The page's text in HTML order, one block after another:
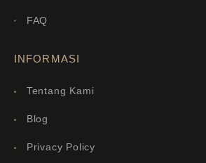
FAQ
INFORMASI
Tentang Kami
Blog
Privacy Policy